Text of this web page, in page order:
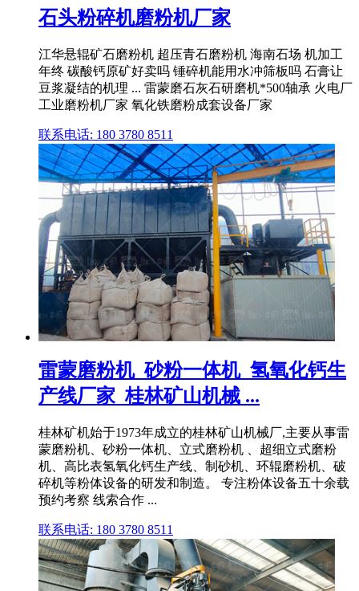
石头粉碎机磨粉机厂家
江华悬辊矿石磨粉机 超压青石磨粉机 海南石场 机加工
年终 碳酸钙原矿好卖吗 锤碎机能用水冲筛板吗 石膏让
豆浆凝结的机理 ... 雷蒙磨石灰石研磨机*500轴承 火电厂
工业磨粉机厂家 氧化铁磨粉成套设备厂家
联系电话: 180 3780 8511
雷蒙磨粉机_砂粉一体机_氢氧化钙生
产线厂家_桂林矿山机械 ...
桂林矿机始于1973年成立的桂林矿山机械厂,主要从事雷
蒙磨粉机、砂粉一体机、立式磨粉机 、超细立式磨粉
机、高比表氢氧化钙生产线、制砂机、环辊磨粉机、破
碎机等粉体设备的研发和制造。 专注粉体设备五十余载
预约考察 线索合作 ...
联系电话: 180 3780 8511